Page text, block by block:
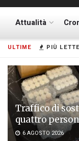
ULTIME PIÙ LETTE
Traffico di
quattro
6 AGOSTO 2026
Attualità